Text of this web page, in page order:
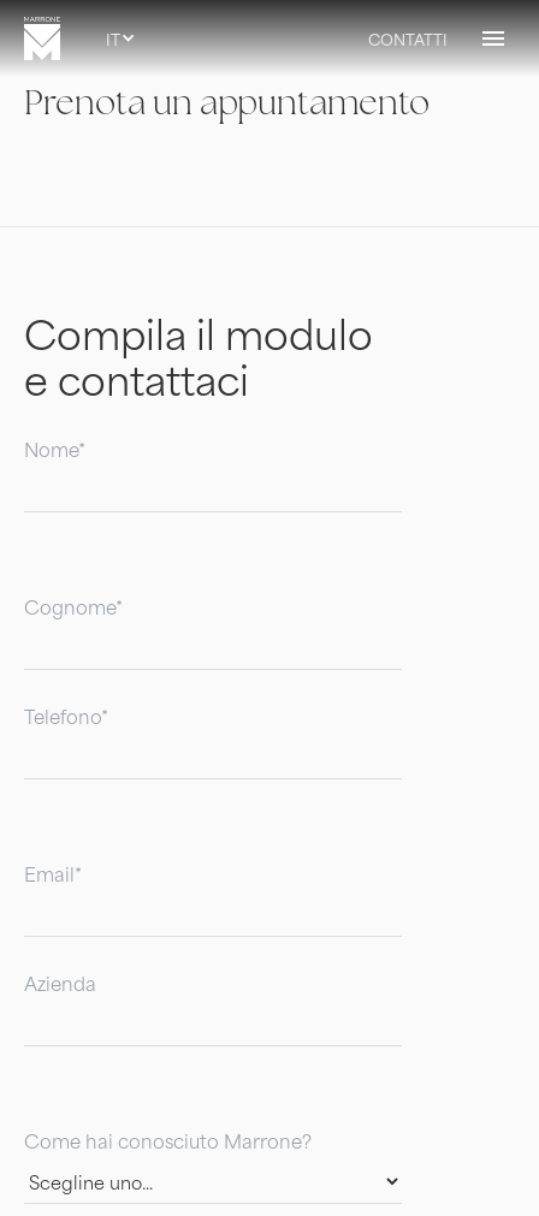
IT CONTATTI
Prenota un appuntamento
Compila il modulo
e contattaci
Nome*
Cognome*
Telefono*
Email*
Azienda
Come hai conosciuto Marrone?